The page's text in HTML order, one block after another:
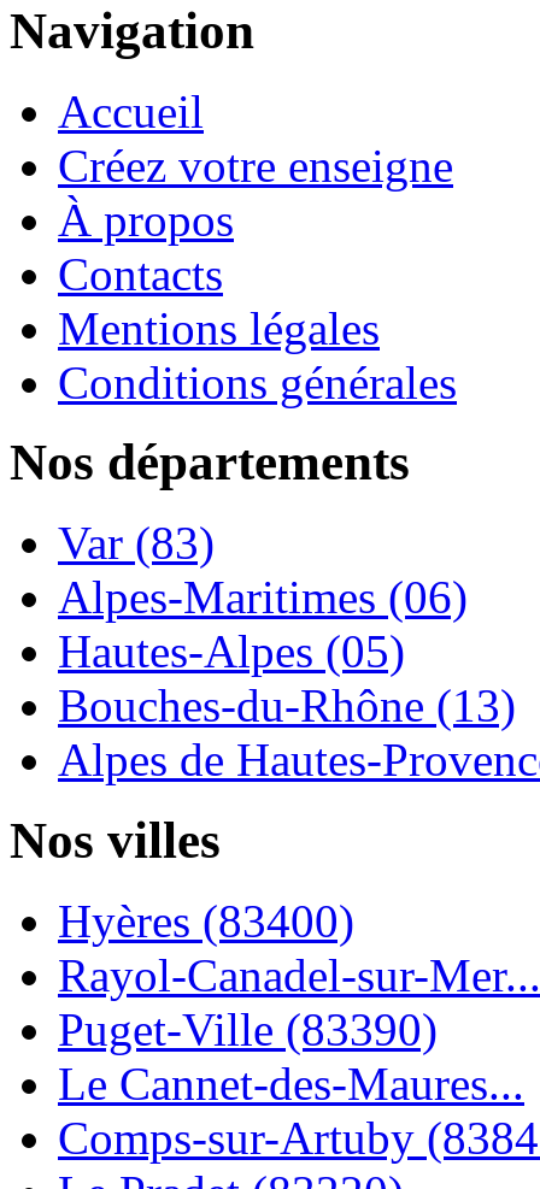
Navigation
Accueil
Créez votre enseigne
À propos
Contacts
Mentions légales
Conditions générales
Nos départements
Var (83)
Alpes-Maritimes (06)
Hautes-Alpes (05)
Bouches-du-Rhône (13)
Alpes de Hautes-
Nos villes
Hyères (83400)
Rayol-Canadel-sur-Mer...
Puget-Ville (83390)
Le Cannet-des-Maures...
Comps-sur-Artuby